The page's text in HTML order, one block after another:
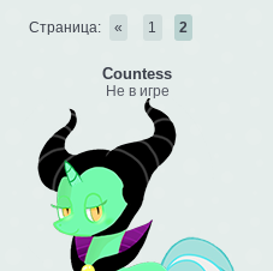
Страница: « 1 2
Сountess
Не в игре